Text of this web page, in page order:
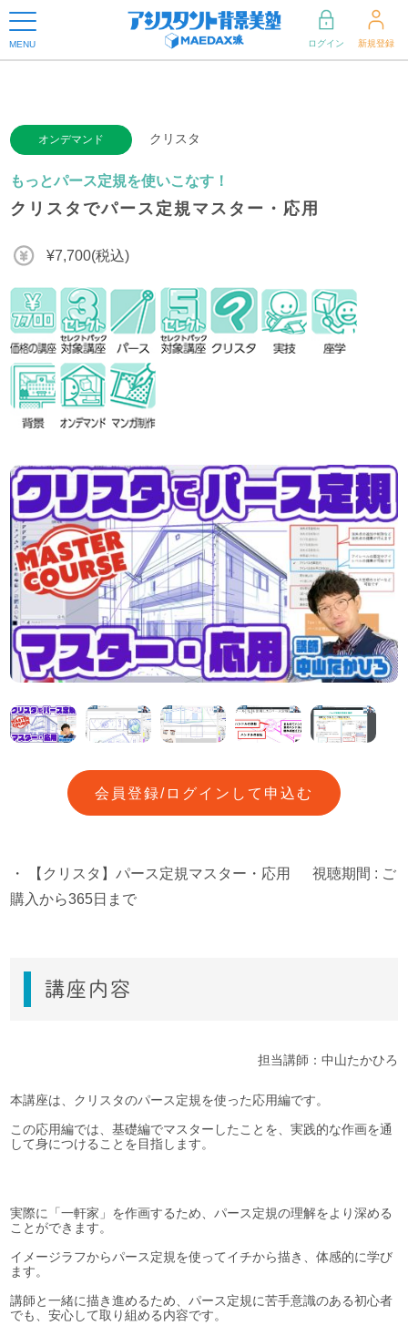
MENU ログイン 新規登録
オンデマンド クリスタ
もっとパース定規を使いこなす！
クリスタでパース定規マスター・応用
¥7,700(税込)
会員登録/ログインして申込む
・ 【クリスタ】パース定規マスター・応用
視聴期間 : ご
購入から365日まで
講座内容
担当講師：中山たかひろ
本講座は、クリスタのパース定規を使った応用編です。
この応用編では、基礎編でマスターしたことを、実践的な作画を通
して身につけることを目指します。
実際に「一軒家」を作画するため、パース定規の理解をより深める
ことができます。
イメージラフからパース定規を使ってイチから描き、体感的に学び
ます。
講師と一緒に描き進めるため、パース定規に苦手意識のある初心者
でも、安心して取り組める内容です。